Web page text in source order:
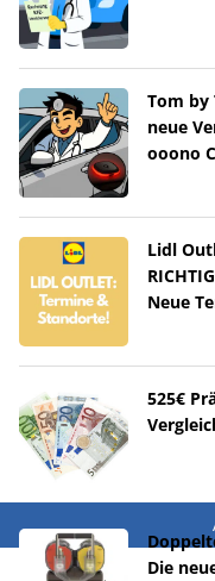
Tom by
neue
ooono
Lidl
Neue
525€
Die